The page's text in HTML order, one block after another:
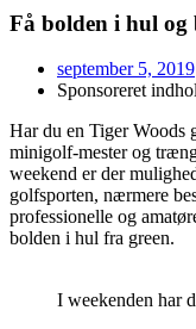
Få bolden i hul og
september 5, 2019
Sponsoreret
Har du en Tiger Woods
minigolf-mester og
weekend er der
golfsporten, nærmere
professionelle og
bolden i hul fra green.
I weekenden har